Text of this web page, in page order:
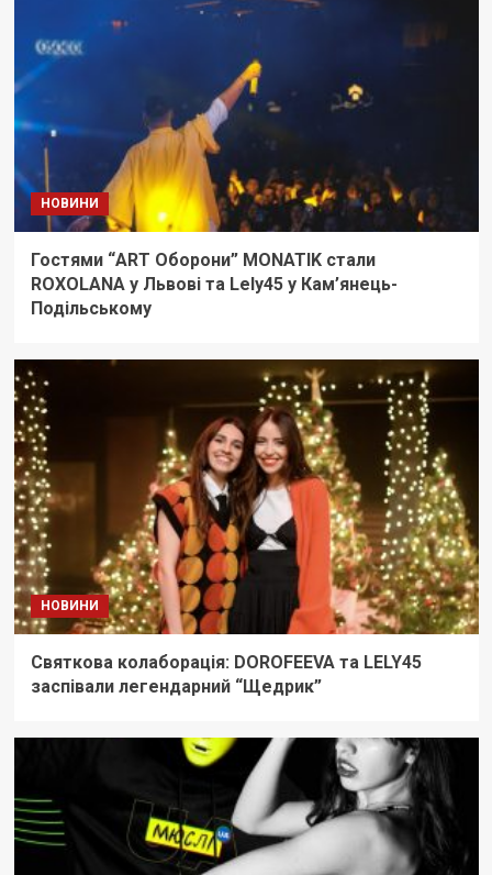
НОВИНИ
Гостями “ART Оборони” MONATIK стали
ROXOLANA у Львові та Lely45 у Кам’янець-
Подільському
НОВИНИ
Святкова колаборація: DOROFEEVA та LELY45
заспівали легендарний “Щедрик”